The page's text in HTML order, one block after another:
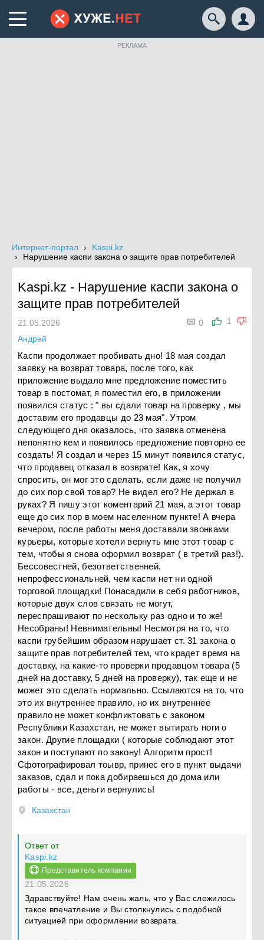
РЕКЛАМА
Интернет-портал
Kaspi.kz
Нарушение каспи закона о защите прав потребителей
Kaspi.kz - Нарушение каспи закона о
защите прав потребителей
1
 0
21.05.2026
Андрей
Каспи продолжает пробивать дно! 18 мая создал
заявку на возврат товара, после того, как
приложение выдало мне предложение поместить
товар в постомат, я поместил его, в приложении
появился статус : " вы сдали товар на проверку , мы
доставим его продавцы до 23 мая". Утром
следующего дня оказалось, что заявка отменена
непонятно кем и появилось предложение повторно ее
создать! Я создал и через 15 минут появился статус,
что продавец отказал в возврате! Как, я хочу
спросить, он мог это сделать, если даже не получил
до сих пор свой товар? Не видел его? Не держал в
руках? Я пишу этот коментарий 21 мая, а этот товар
еще до сих пор в моем населенном пункте! А вчера
вечером, после работы меня доставали звонками
курьеры, которые хотели вернуть мне этот товар с
тем, чтобы я снова оформил возврат ( в третий раз!).
Бессовестней, безответственней,
непрофессиональней, чем каспи нет ни одной
торговой площадки! Понасадили в себя работников,
которые двух слов связать не могут,
переспрашивают по нескольку раз одно и то же!
Несобраны! Невнимательны! Несмотря на то, что
каспи грубейшим образом нарушает ст. 31 закона о
защите прав потребителей тем, что крадет время на
доставку, на какие-то проверки продавцом товара (5
дней на доставку, 5 дней на проверку), так еще и не
может это сделать нормально. Ссылаются на то, что
это их внутреннее правило, но их внутреннее
правило не может конфликтовать с законом
Республики Казахстан, не может вытирать ноги о
закон. Другие площадки ( которые соблюдают этот
закон и поступают по закону! Алгоритм прост!
Сфотографировал тоывр, принес его в пункт выдачи
заказов, сдал и пока добираешься до дома или
работы - все, деньги вернулись!
Казахстан
Ответ от
Kaspi.kz
Представитель компании
21.05.2026
Здравствуйте! Нам очень жаль, что у Вас сложилось
такое впечатление и Вы столкнулись с подобной
ситуацией при оформлении возврата.